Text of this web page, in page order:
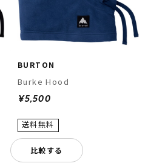
BURTON
Burke Hood
¥5,500
比較する